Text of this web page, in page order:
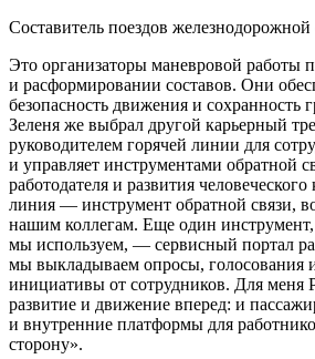
Составитель поездов железнодорожной
Это организаторы маневровой работы
и расформировании составов. Они
безопасность движения и сохранность
Зеленя же выбрал другой карьерный
руководителем горячей линии для
и управляет инструментами обратной
работодателя и развития человеческого
линия — инструмент обратной связи,
нашим коллегам. Еще один
мы используем, — сервисный портал
мы выкладываем опросы, голосования
инициативы от сотрудников. Для
развитие и движение вперед: и
и внутренние платформы для
сторону».